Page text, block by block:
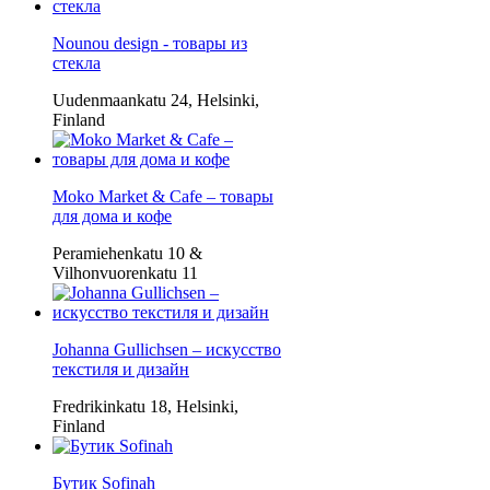
Nounou design - товары из
стекла
Uudenmaankatu 24, Helsinki,
Finland
Moko Market & Cafe – товары
для дома и кофе
Peramiehenkatu 10 &
Vilhonvuorenkatu 11
Johanna Gullichsen – искусство
текстиля и дизайн
Fredrikinkatu 18, Helsinki,
Finland
Бутик Sofinah